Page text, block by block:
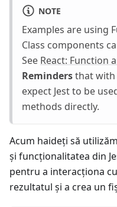
NOTE
Examples are using
Class components
See React: Function
Remindersthat with
expect Jest to be
methods directly.
Acum haideţi să
şi funcționalitatea din
pentru a interacţiona
rezultatul şi a crea un